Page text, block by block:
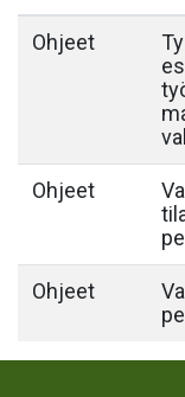
Ohjeet
Ohjeet
Ohjeet